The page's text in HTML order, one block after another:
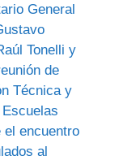
General
Tonelli y
de
Técnica y
el encuentro
al